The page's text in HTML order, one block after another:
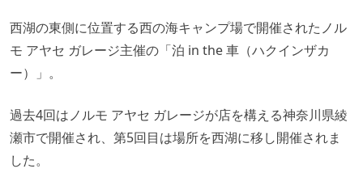
西湖の東側に位置する西の海キャンプ場で開催されたノル
モ アヤセ ガレージ主催の「泊 in the 車（ハクインザカ
ー）」。
過去4回はノルモ アヤセ ガレージが店を構える神奈川県綾
瀬市で開催され、第5回目は場所を西湖に移し開催されま
した。